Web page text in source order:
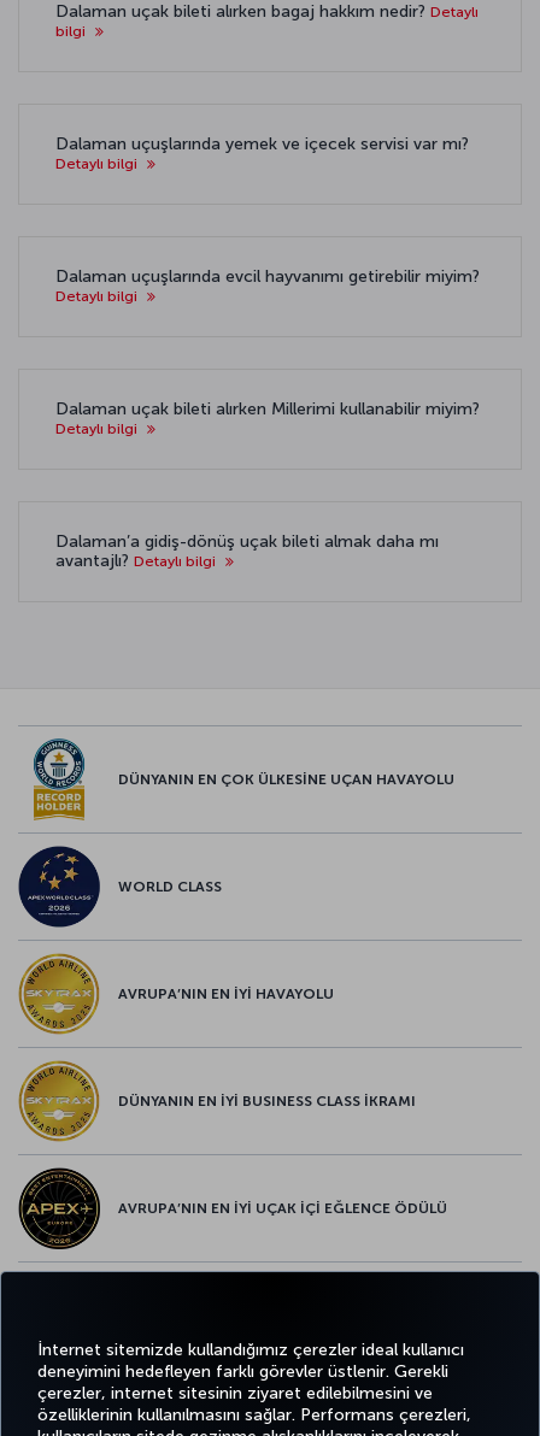
İnternet sitemizde kullandığımız çerezler ideal kullanıcı
deneyimini hedefleyen farklı görevler üstlenir. Gerekli
çerezler, internet sitesinin ziyaret edilebilmesini ve
özelliklerinin kullanılmasını sağlar. Performans çerezleri,
Dalaman uçak bileti alırken bagaj hakkım nedir? Detaylı
bilgi
Dalaman uçuşlarında yemek ve içecek servisi var mı?
Detaylı bilgi
Dalaman uçuşlarında evcil hayvanımı getirebilir miyim?
Detaylı bilgi
Dalaman uçak bileti alırken Millerimi kullanabilir miyim?
Detaylı bilgi
Dalaman’a gidiş-dönüş uçak bileti almak daha mı
avantajlı? Detaylı bilgi
DÜNYANIN EN ÇOK ÜLKESİNE UÇAN HAVAYOLU
WORLD CLASS
AVRUPA’NIN EN İYİ HAVAYOLU
DÜNYANIN EN İYİ BUSINESS CLASS İKRAMI
AVRUPA’NIN EN İYİ UÇAK İÇİ EĞLENCE ÖDÜLÜ